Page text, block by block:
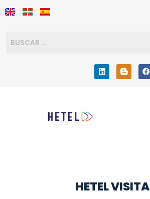
HETEL VISITA